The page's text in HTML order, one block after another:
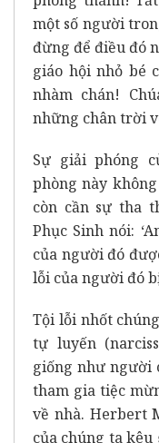
một số người
đừng để điều đó
giáo hội nhỏ bé
nhàm chán!
những chân trời
Sự giải phóng
phòng này
còn cần sự tha
Phục Sinh nói:
của người đó
lỗi của người đó
Tội lỗi nhốt
tự luyến
giống như người
tham gia tiệc
về nhà. Herbert
của chúng ta